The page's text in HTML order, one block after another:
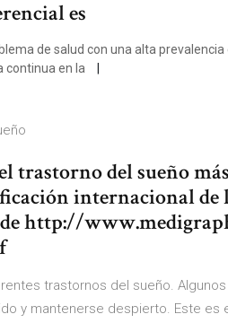
es
de salud con una alta
continua en la
trastorno del sueño
internacional de
http://
trastornos del sueño.
y mantenerse despierto. Este es